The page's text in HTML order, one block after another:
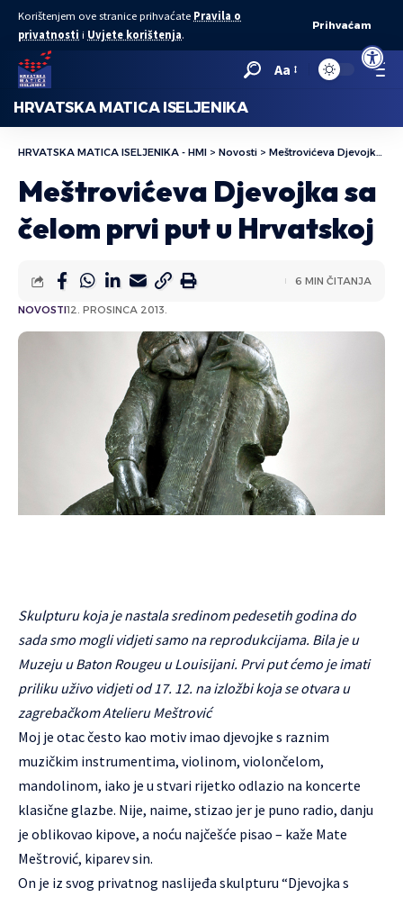
Open
Korištenjem ove stranice prihvaćate Pravila o
privatnosti i Uvjete korištenja.
Prihvaćam
Aa
HRVATSKA MATICA ISELJENIKA
HRVATSKA MATICA ISELJENIKA - HMI > Novosti > Meštrovićeva Djevojka sa čelom prvi put u Hrvatskoj
Meštrovićeva Djevojka sa
čelom prvi put u Hrvatskoj
NOVOSTI12. PROSINCA 2013.
6 MIN ČITANJA
Skulpturu koja je nastala sredinom pedesetih godina do
sada smo mogli vidjeti samo na reprodukcijama. Bila je u
Muzeju u Baton Rougeu u Louisijani. Prvi put ćemo je imati
priliku uživo vidjeti od 17. 12. na izložbi koja se otvara u
zagrebačkom Atelieru Meštrović
Moj je otac često kao motiv imao djevojke s raznim
muzičkim instrumentima, violinom, violončelom,
mandolinom, iako je u stvari rijetko odlazio na koncerte
klasične glazbe. Nije, naime, stizao jer je puno radio, danju
je oblikovao kipove, a noću najčešće pisao – kaže Mate
Meštrović, kiparev sin.
On je iz svog privatnog naslijeđa skulpturu “Djevojka s